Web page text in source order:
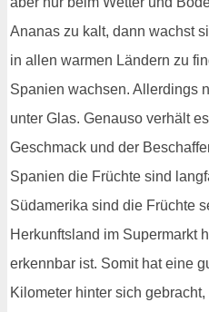
Ananas zu kalt, dann wachst
in allen warmen Ländern zu
Spanien wachsen. Allerdings
unter Glas. Genauso verhält
Geschmack und der
Spanien die Früchte sind
Südamerika sind die Früchte
Herkunftsland im Supermarkt
erkennbar ist. Somit hat eine
Kilometer hinter sich